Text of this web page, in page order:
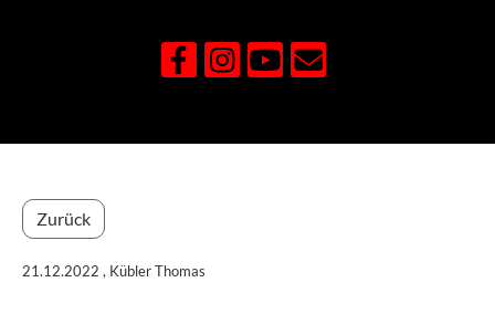
Zurück
21.12.2022 , Kübler Thomas